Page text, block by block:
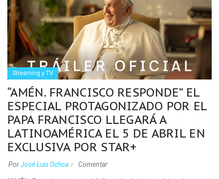
Streaming y TV
“AMÉN. FRANCISCO RESPONDE” EL
ESPECIAL PROTAGONIZADO POR EL
PAPA FRANCISCO LLEGARÁ A
LATINOAMÉRICA EL 5 DE ABRIL EN
EXCLUSIVA POR STAR+
PorJosé Luis Ochoa Comentar